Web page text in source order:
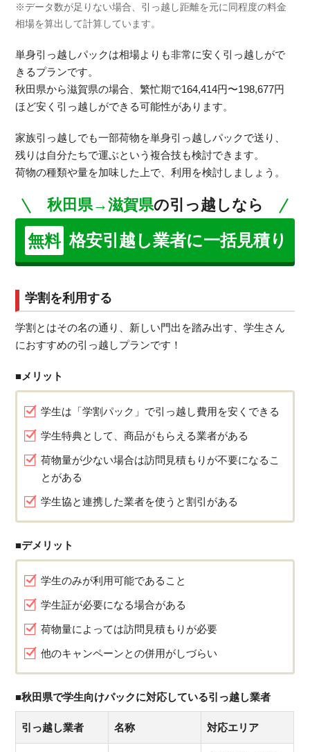
※データ数が足りない場合、引っ越し距離を元に同程度の料金
相場を算出して計算しています。
単身引っ越しパックは相場よりも非常に安く引っ越しがで
きるプランです。
秋田県から滋賀県の場合、繁忙期で164,414円〜198,677円
ほど安く引っ越しができる可能性があります。
家族引っ越しでも一部荷物を単身引っ越しパックで送り、
残りは自分たちで運ぶという複合技も検討できます。
荷物の種類や量を加味した上で、利用を検討しましょう。
秋田県→滋賀県の引っ越しなら
無料 格安引越し業者に一括見積り
学割を利用する
学割とはその名の通り、新しい門出を踏み出す、学生さん
におすすめの引っ越しプランです！
■メリット
学生は「学割パック」で引っ越し費用を安くできる
学生特典として、商品がもらえる業者がある
荷物量が少ない場合は訪問見積もりが不要になるこ
とがある
学生協と連携した業者を使うと割引がある
■デメリット
学生のみが利用可能であること
学生証が必要になる場合がある
荷物量によっては訪問見積もりが必要
他のキャンペーンとの併用がしづらい
■秋田県で学生向けパックに対応している引っ越し業者
引っ越し業者 名称 対応エリア